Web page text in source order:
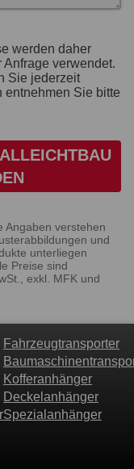
werden daher
verwendet.
Sie jederzeit
entnehmen Sie bitte
Angaben verstehen
und
unterliegen
Preise sind
exkl. MFK und
Fahrzeugtransporter
Kofferanhänger
Deckelanhänger
Spezialanhänger